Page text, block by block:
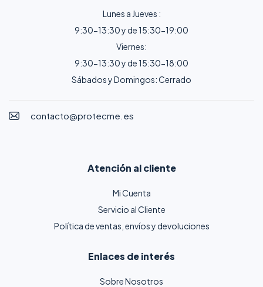
Lunes a Jueves :
9:30-13:30 y de 15:30-19:00
Viernes:
9:30-13:30 y de 15:30-18:00
Sábados y Domingos: Cerrado
contacto@protecme.es
Atención al cliente
Mi Cuenta
Servicio al Cliente
Política de ventas, envíos y devoluciones
Enlaces de interés
Sobre Nosotros